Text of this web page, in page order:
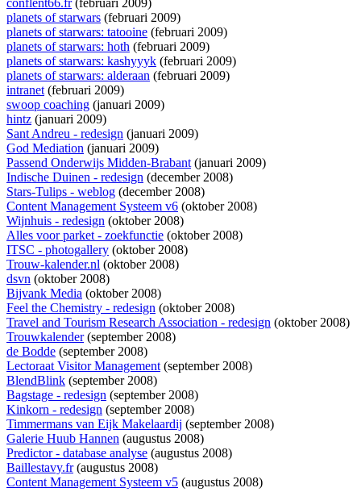
conflent66.fr(februari 2009)
planets of starwars (februari 2009)
planets of starwars: tatooine (februari 2009)
planets of starwars: hoth (februari 2009)
planets of starwars: kashyyyk (februari 2009)
planets of starwars: alderaan (februari 2009)
intranet(februari 2009)
swoop coaching (januari 2009)
hintz (januari 2009)
Sant Andreu - redesign (januari 2009)
God Mediation (januari 2009)
Passend Onderwijs Midden-Brabant(januari 2009)
Indische Duinen - redesign (december 2008)
Stars-Tulips - weblog (december 2008)
Content Management Systeem v6 (oktober 2008)
Wijnhuis - redesign (oktober 2008)
Alles voor parket - zoekfunctie (oktober 2008)
ITSC - photogallery (oktober 2008)
Trouw-kalender.nl (oktober 2008)
dsvn (oktober 2008)
Bijvank Media (oktober 2008)
Feel the Chemistry - redesign (oktober 2008)
Travel and Tourism Research Association - redesign (oktober 2008)
Trouwkalender(september 2008)
de Bodde (september 2008)
Lectoraat Visitor Management(september 2008)
BlendBlink (september 2008)
Bagstage - redesign (september 2008)
Kinkorn - redesign (september 2008)
Timmermans van Eijk Makelaardij (september 2008)
Galerie Huub Hannen (augustus 2008)
Predictor - database analyse (augustus 2008)
Baillestavy.fr(augustus 2008)
Content Management Systeem v5 (augustus 2008)